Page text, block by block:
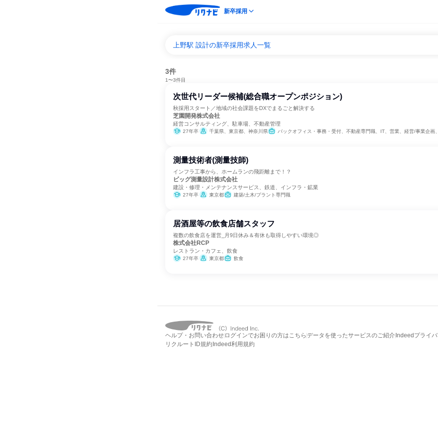
新卒採用
上野駅 設計の新卒採用求人一覧
3件
1〜3件目
次世代リーダー候補(総合職オープンポジション)
秋採用スタート／地域の社会課題をDXでまるごと解決する
芝園開発株式会社
経営コンサルティング、駐車場、不動産管理
27年卒 千葉県、東京都、神奈川県 バックオフィス・事務・受付、不動産専門職、IT、営業、経営/事業企画、経理/税務/財務、人事、総務、法務/知財、広報/IR、組織運営管理・公務員
測量技術者(測量技師)
インフラ工事から、ホームランの飛距離まで！？
ビッグ測量設計株式会社
建設・修理・メンテナンスサービス、鉄道、インフラ・鉱業
27年卒 東京都 建築/土木/プラント専門職
居酒屋等の飲食店舗スタッフ
複数の飲食店を運営_月9日休み＆有休も取得しやすい環境◎
株式会社RCP
レストラン・カフェ、飲食
27年卒 東京都 飲食
ヘルプ・お問い合わせ ログインでお困りの方はこちら データを使ったサービスのご紹介 Indeedプライ
リクルートID規約 Indeed利用規約